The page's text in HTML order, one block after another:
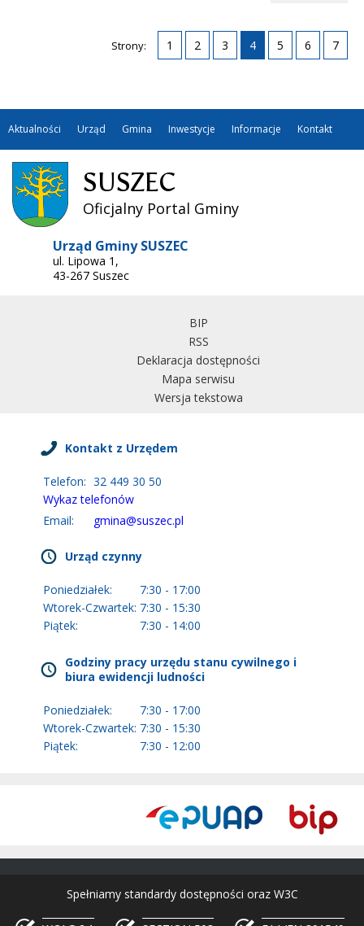
Strony: 1 2 3 4 5 6 7
Aktualności Urząd Gmina Inwestycje Informacje Kontakt
SUSZEC
Oficjalny Portal Gminy
Urząd Gminy SUSZEC
ul. Lipowa 1,
43-267 Suszec
BIP
RSS
Deklaracja dostępności
Mapa serwisu
Wersja tekstowa
Kontakt z Urzędem
Telefon: 32 449 30 50
Wykaz telefonów
Email:
gmina@suszec.pl
Urząd czynny
Poniedziałek:
7:30 - 17:00
Wtorek-Czwartek: 7:30 - 15:30
Piątek:
7:30 - 14:00
Godziny pracy urzędu stanu cywilnego i
biura ewidencji ludności
Poniedziałek:
7:30 - 17:00
Wtorek-Czwartek: 7:30 - 15:30
Piątek:
7:30 - 12:00
Spełniamy standardy dostępności oraz W3C